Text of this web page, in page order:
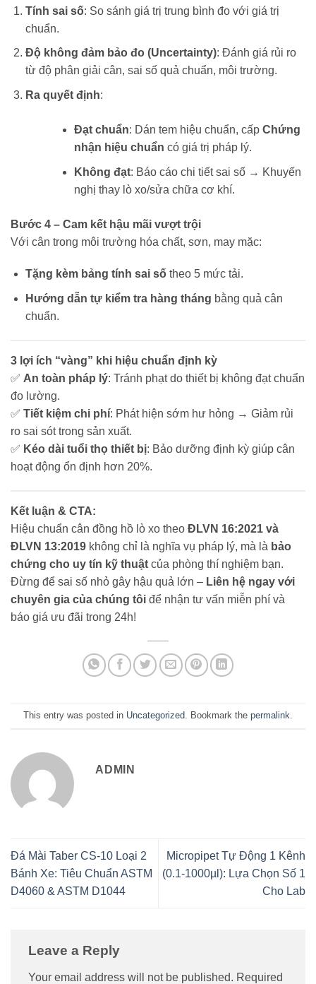
Tính sai số: So sánh giá trị trung bình đo với giá trị
chuẩn.
Độ không đảm bảo đo (Uncertainty): Đánh giá rủi ro
từ độ phân giải cân, sai số quả chuẩn, môi trường.
Ra quyết định:
Đạt chuẩn: Dán tem hiệu chuẩn, cấp Chứng
nhận hiệu chuẩn có giá trị pháp lý.
Không đạt: Báo cáo chi tiết sai số → Khuyến
nghị thay lò xo/sửa chữa cơ khí.
Bước 4 – Cam kết hậu mãi vượt trội
Với cân trong môi trường hóa chất, sơn, may mặc:
Tặng kèm bảng tính sai sốtheo 5 mức tải.
Hướng dẫn tự kiểm tra hàng tháng bằng quả cân
chuẩn.
3 lợi ích “vàng” khi hiệu chuẩn định kỳ
✅ An toàn pháp lý: Tránh phạt do thiết bị không đạt chuẩn
đo lường.
✅ Tiết kiệm chi phí: Phát hiện sớm hư hỏng → Giảm rủi
ro sai sót trong sản xuất.
✅ Kéo dài tuổi thọ thiết bị: Bảo dưỡng định kỳ giúp cân
hoạt động ổn định hơn 20%.
Kết luận & CTA:
Hiệu chuẩn cân đồng hồ lò xo theo ĐLVN 16:2021 và
ĐLVN 13:2019 không chỉ là nghĩa vụ pháp lý, mà là bảo
chứng cho uy tín kỹ thuật của phòng thí nghiệm bạn.
Đừng để sai số nhỏ gây hậu quả lớn – Liên hệ ngay với
chuyên gia của chúng tôi để nhận tư vấn miễn phí và
báo giá ưu đãi trong 24h!
This entry was posted in Uncategorized . Bookmark the permalink
ADMIN
Đá Mài Taber CS-10 Loại 2
Bánh Xe: Tiêu Chuẩn ASTM
D4060 & ASTM D1044
Micropipet Tự Động 1 Kênh
(0.1-1000µl): Lựa Chọn Số 1
Cho Lab
Leave a Reply
Your email address will not be published. Required